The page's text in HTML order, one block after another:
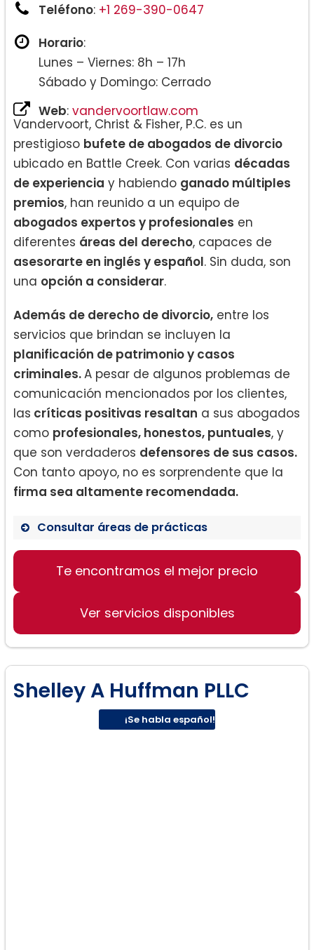
Teléfono: +1 269-390-0647
Horario:
Lunes – Viernes: 8h – 17h
Sábado y Domingo: Cerrado
Web: vandervoortlaw.com
Vandervoort, Christ & Fisher, P.C. es un
prestigioso bufete de abogados de divorcio
ubicado en Battle Creek. Con varias décadas
de experiencia y habiendo ganado múltiples
premios, han reunido a un equipo de
abogados expertos y profesionales en
diferentes áreas del derecho, capaces de
asesorarte en inglés y español. Sin duda, son
una opción a considerar.
Además de derecho de divorcio, entre los
servicios que brindan se incluyen la
planificación de patrimonio y casos
criminales.A pesar de algunos problemas de
comunicación mencionados por los clientes,
las críticas positivas resaltan a sus abogados
como profesionales, honestos, puntuales, y
que son verdaderos defensores de sus casos.
Con tanto apoyo, no es sorprendente que la
firma sea altamente recomendada.
Consultar áreas de prácticas
Derecho de Divorcio
Planificación de patrimonio
Te encontramos el mejor precio
Ver servicios disponibles
Shelley A Huffman PLLC
¡Se habla español!